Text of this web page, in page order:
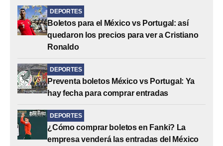
DEPORTES
Boletos para el México vs Portugal: así
quedaron los precios para ver a Cristiano
Ronaldo
DEPORTES
Preventa boletos México vs Portugal: Ya
hay fecha para comprar entradas
DEPORTES
¿Cómo comprar boletos en Fanki? La
empresa venderá las entradas del México